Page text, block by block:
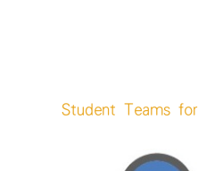
Student Teams for